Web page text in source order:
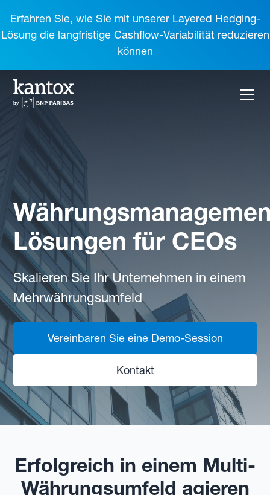
Erfahren Sie, wie Sie mit unserer Layered Hedging-
Lösung die langfristige Cashflow-Variabilität reduzieren
können
Lösungen für CEOs
Skalieren Sie Ihr Unternehmen in einem
Mehrwährungsumfeld
Vereinbaren Sie eine Demo-Session
Kontakt
Erfolgreich in einem Multi-
Währungsumfeld agieren